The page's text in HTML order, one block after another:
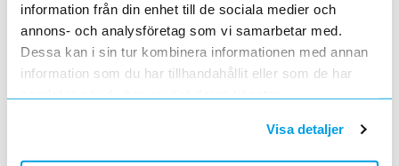
information från din enhet till de sociala medier och
annons- och analysföretag som vi samarbetar med.
Dessa kan i sin tur kombinera informationen med annan
information som du har tillhandahållit eller som de har
samlat in när du har använt deras tjänster.
Visa detaljer
Pressförbindningar Skruvförbindningar Pressverktyg
signalkabel